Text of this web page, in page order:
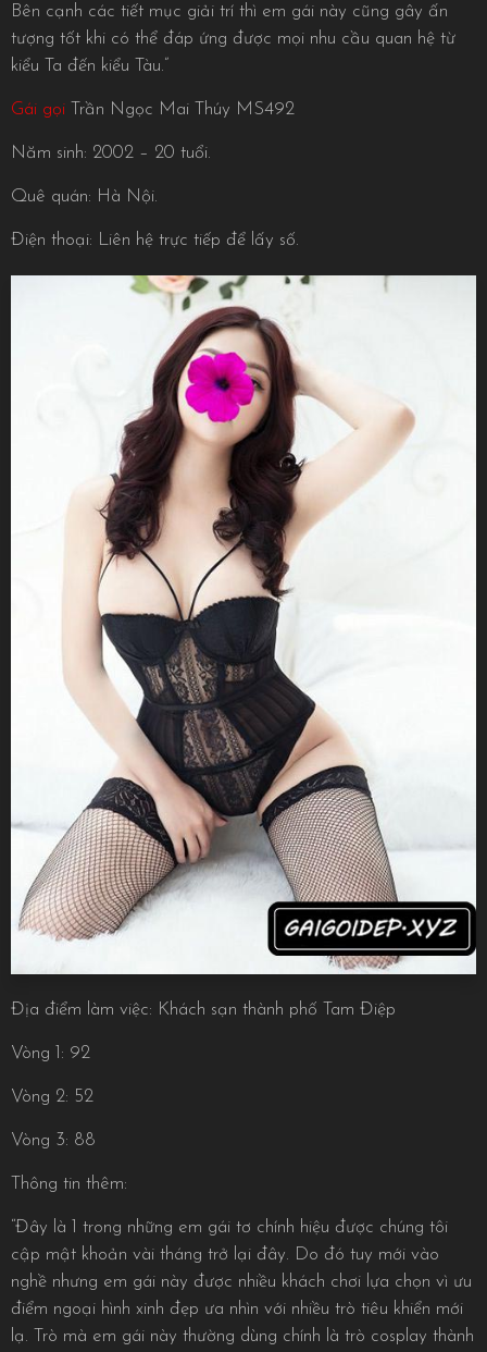
Bên cạnh các tiết mục giải trí thì em gái này cũng gây ấn
tượng tốt khi có thể đáp ứng được mọi nhu cầu quan hệ từ
kiểu Ta đến kiểu Tàu.”
Gái gọi Trần Ngọc Mai Thúy MS492
Năm sinh: 2002 – 20 tuổi.
Quê quán: Hà Nội.
Điện thoại: Liên hệ trực tiếp để lấy số.
Địa điểm làm việc: Khách sạn thành phố Tam Điệp
Vòng 1: 92
Vòng 2: 52
Vòng 3: 88
Thông tin thêm:
“Đây là 1 trong những em gái tơ chính hiệu được chúng tôi
cập mật khoản vài tháng trở lại đây. Do đó tuy mới vào
nghề nhưng em gái này được nhiều khách chơi lựa chọn vì ưu
điểm ngoại hình xinh đẹp ưa nhìn với nhiều trò tiêu khiển mới
lạ. Trò mà em gái này thường dùng chính là trò cosplay thành